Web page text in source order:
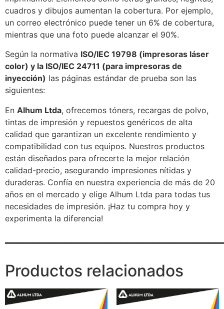
cuadros y dibujos aumentan la cobertura. Por ejemplo,
un correo electrónico puede tener un 6% de cobertura,
mientras que una foto puede alcanzar el 90%.
Según la normativa ISO/IEC 19798 (impresoras láser
color) y la ISO/IEC 24711 (para impresoras de
inyección) las páginas estándar de prueba son las
siguientes:
En Alhum Ltda, ofrecemos tóners, recargas de polvo,
tintas de impresión y repuestos genéricos de alta
calidad que garantizan un excelente rendimiento y
compatibilidad con tus equipos. Nuestros productos
están diseñados para ofrecerte la mejor relación
calidad-precio, asegurando impresiones nítidas y
duraderas. Confía en nuestra experiencia de más de 20
años en el mercado y elige Alhum Ltda para todas tus
necesidades de impresión. ¡Haz tu compra hoy y
experimenta la diferencia!
Productos relacionados